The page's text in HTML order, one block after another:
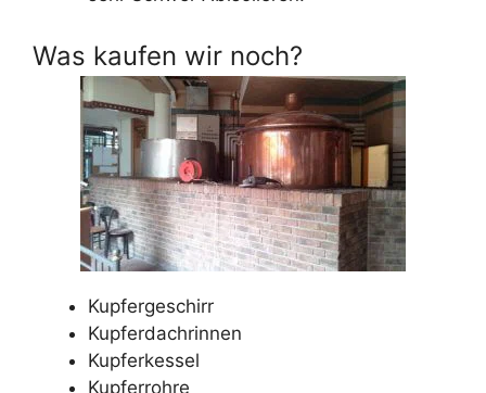
Was kaufen wir noch?
Kupfergeschirr
Kupferdachrinnen
Kupferkessel
Kupferrohre